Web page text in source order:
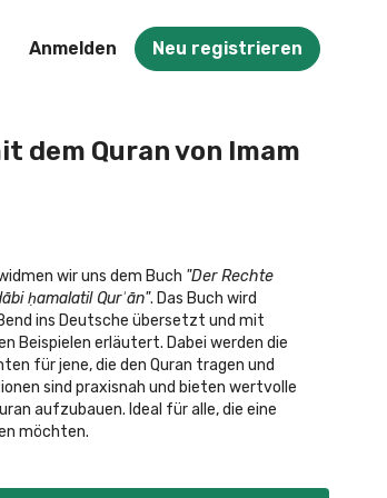
Anmelden Neu registrieren
dem Quran von Imam
wir uns dem Buch "Der Rechte
ḥamalatil Qurʾān". Das Buch wird
ins Deutsche übersetzt und mit
Beispielen erläutert. Dabei werden die
für jene, die den Quran tragen und
sind praxisnah und bieten wertvolle
aufzubauen. Ideal für alle, die eine
aufbauen möchten.